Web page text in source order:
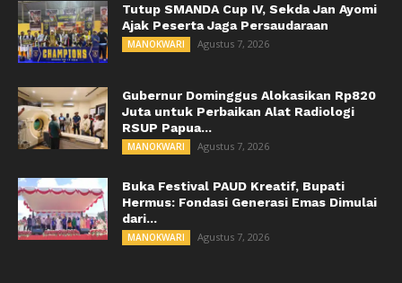
Tutup SMANDA Cup IV, Sekda Jan Ayomi
Ajak Peserta Jaga Persaudaraan
MANOKWARI Agustus 7, 2026
Gubernur Dominggus Alokasikan Rp820
Juta untuk Perbaikan Alat Radiologi
RSUP Papua...
MANOKWARI Agustus 7, 2026
Buka Festival PAUD Kreatif, Bupati
Hermus: Fondasi Generasi Emas Dimulai
dari...
MANOKWARI Agustus 7, 2026